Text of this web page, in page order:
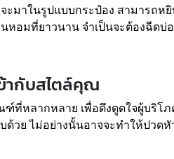
ะมาในรูปแบบกระป๋อง สามารถห
หอมที่ยาวนาน จำเป็นจะต้องฉีดบ่
ากับสไตล์คุณ
ที่หลากหลาย เพื่อดึงดูดใจผู้บริโ
ด้วย ไม่อย่างนั้นอาจจะทำให้ปวดหั